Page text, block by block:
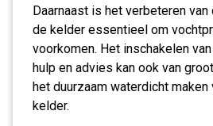
Daarnaast is het verbeteren
de kelder essentieel om
voorkomen. Het inschakelen
hulp en advies kan ook van
het duurzaam waterdicht maken
kelder.